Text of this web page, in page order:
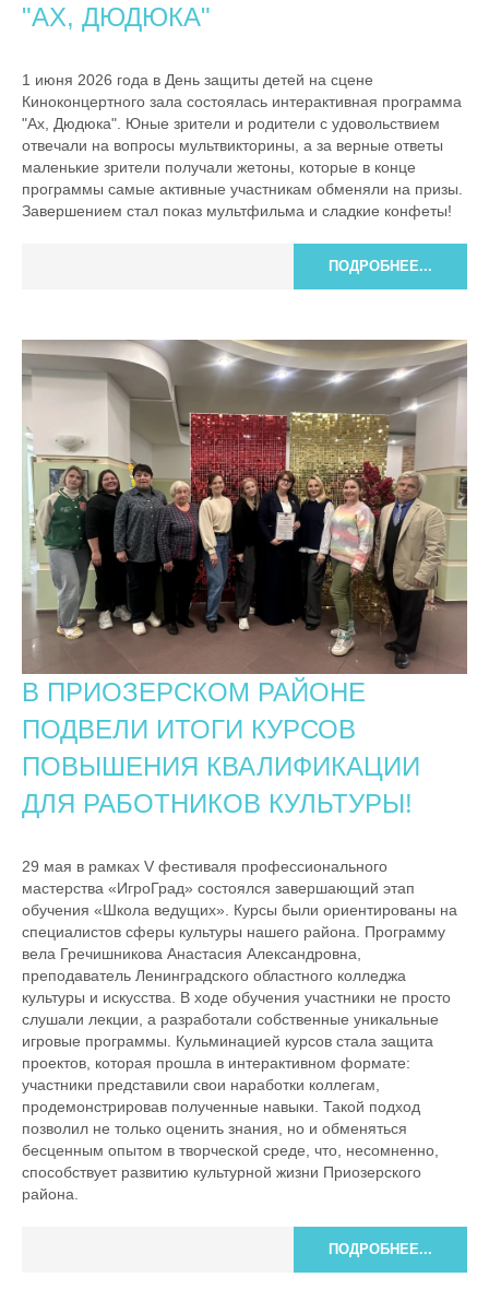
"АХ, ДЮДЮКА"
1 июня 2026 года в День защиты детей на сцене
Киноконцертного зала состоялась интерактивная программа
"Ах, Дюдюка". Юные зрители и родители с удовольствием
отвечали на вопросы мультвикторины, а за верные ответы
маленькие зрители получали жетоны, которые в конце
программы самые активные участникам обменяли на призы.
Завершением стал показ мультфильма и сладкие конфеты!
ПОДРОБНЕЕ...
В ПРИОЗЕРСКОМ РАЙОНЕ
ПОДВЕЛИ ИТОГИ КУРСОВ
ПОВЫШЕНИЯ КВАЛИФИКАЦИИ
ДЛЯ РАБОТНИКОВ КУЛЬТУРЫ!
29 мая в рамках V фестиваля профессионального
мастерства «ИгроГрад» состоялся завершающий этап
обучения «Школа ведущих». Курсы были ориентированы на
специалистов сферы культуры нашего района. Программу
вела Гречишникова Анастасия Александровна,
преподаватель Ленинградского областного колледжа
культуры и искусства. В ходе обучения участники не просто
слушали лекции, а разработали собственные уникальные
игровые программы. Кульминацией курсов стала защита
проектов, которая прошла в интерактивном формате:
участники представили свои наработки коллегам,
продемонстрировав полученные навыки. Такой подход
позволил не только оценить знания, но и обменяться
бесценным опытом в творческой среде, что, несомненно,
способствует развитию культурной жизни Приозерского
района.
ПОДРОБНЕЕ...